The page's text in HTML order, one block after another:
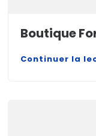
Boutique
Continuer la